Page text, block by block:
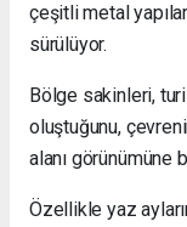
çeşitli metal
sürülüyor.
Bölge sakinleri,
oluştuğunu,
alanı görünümüne
Özellikle yaz